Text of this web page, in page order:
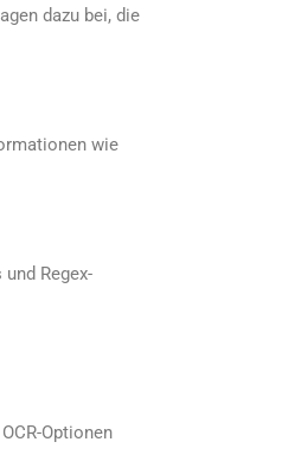
dazu bei, die
wie
Regex-
Optionen